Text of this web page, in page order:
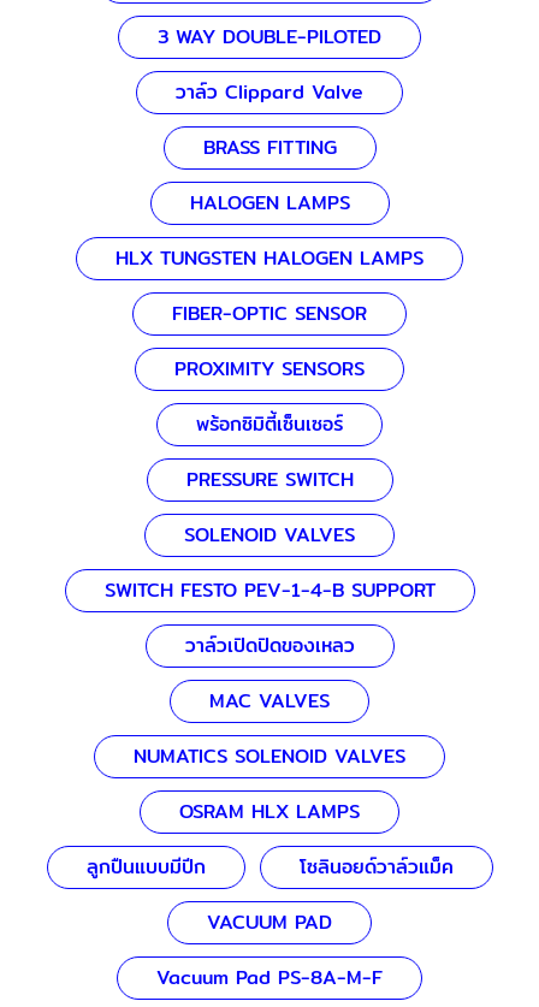
3 WAY DOUBLE-PILOTED
วาล์ว Clippard Valve
BRASS FITTING
HALOGEN LAMPS
HLX TUNGSTEN HALOGEN LAMPS
FIBER-OPTIC SENSOR
PROXIMITY SENSORS
พร้อกซิมิตี้เซ็นเซอร์
PRESSURE SWITCH
SOLENOID VALVES
SWITCH FESTO PEV-1-4-B SUPPORT
วาล์วเปิดปิดของเหลว
MAC VALVES
NUMATICS SOLENOID VALVES
OSRAM HLX LAMPS
ลูกปืนแบบมีปีก
โซลินอยด์วาล์วแม็ค
VACUUM PAD
Vacuum Pad PS-8A-M-F